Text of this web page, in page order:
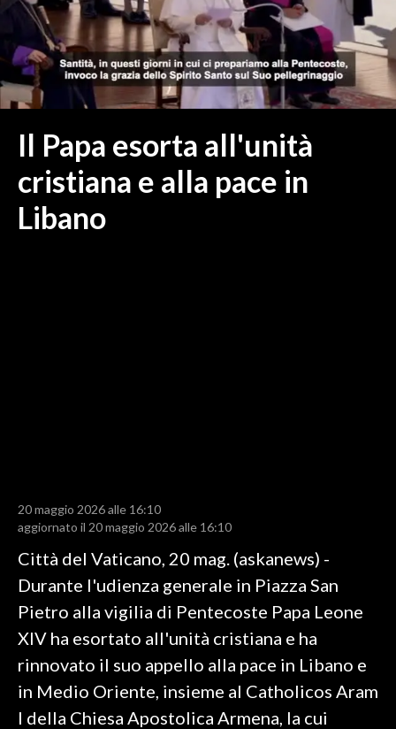
SASSARI E PROVINCIA
GALLURA
NUORO E PROVINCIA
OGLIASTRA
ITALIA
MONDO
RISULTATI E CLASSIFICHE
CALCIO REGIONALE
BASKET
VOLLEY
MOTORI
TENNIS
ALTRI SPORT
Il Papa esorta all'unità
cristiana e alla pace in
Libano
20 maggio 2026 alle 16:10
aggiornato il 20 maggio 2026 alle 16:10
Città del Vaticano, 20 mag. (askanews) -
Durante l'udienza generale in Piazza San
Pietro alla vigilia di Pentecoste Papa Leone
XIV ha esortato all'unità cristiana e ha
rinnovato il suo appello alla pace in Libano e
in Medio Oriente, insieme al Catholicos Aram
I della Chiesa Apostolica Armena, la cui